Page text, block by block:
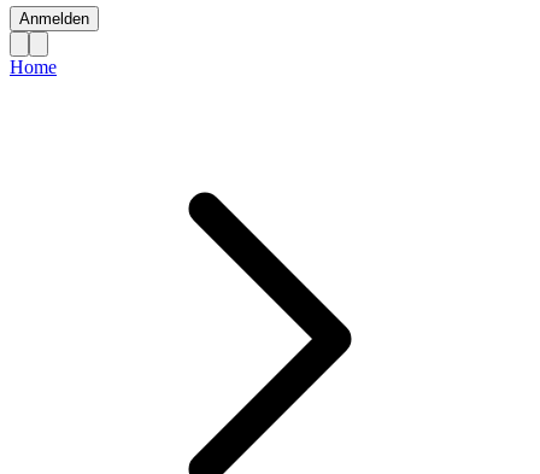
Anmelden
Home